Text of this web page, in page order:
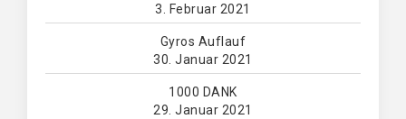
3. Februar 2021
Gyros Auflauf
30. Januar 2021
1000 DANK
29. Januar 2021